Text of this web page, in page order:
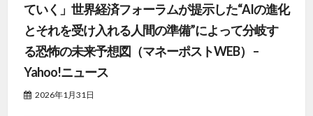
ていく」世界経済フォーラムが提示した“AIの進化
とそれを受け入れる人間の準備”によって分岐す
る恐怖の未来予想図（マネーポストWEB） –
Yahoo!ニュース
2026年1月31日